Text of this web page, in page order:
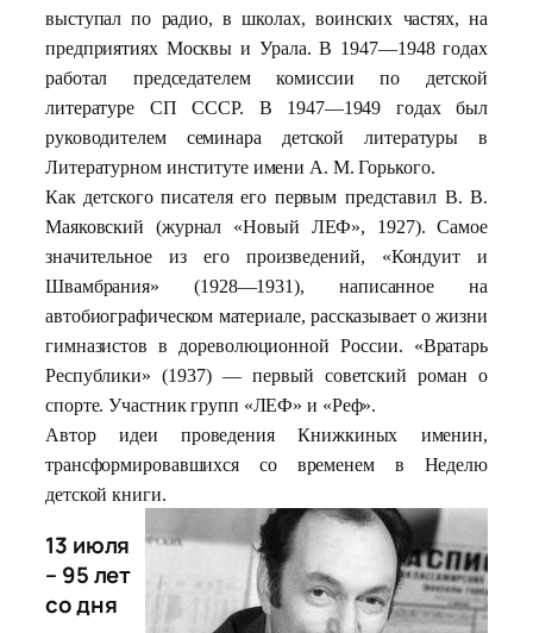
выступал по радио, в школах, воинских частях, на
предприятиях Москвы и Урала. В 1947—1948 годах
работал председателем комиссии по детской
литературе СП СССР. В 1947—1949 годах был
руководителем семинара детской литературы в
Литературном институте имени А. М. Горького.
Как детского писателя его первым представил В. В.
Маяковский (журнал «Новый ЛЕФ», 1927). Самое
значительное из его произведений, «Кондуит и
Швамбрания» (1928—1931), написанное на
автобиографическом материале, рассказывает о жизни
гимназистов в дореволюционной России. «Вратарь
Республики» (1937) — первый советский роман о
спорте. Участник групп «ЛЕФ» и «Реф».
Автор идеи проведения Книжкиных именин,
трансформировавшихся со временем в Неделю
детской книги.
13 июля
– 95 лет
со дня